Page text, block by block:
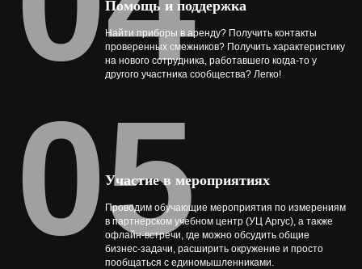
Помощь и поддержка
Найти приборы в аренду? Получить контакты
проверенных смежников? Получить характеристику
на нового сотрудника, работавшего когда-то у
другого участника сообщества? Легко!
Участие в мероприятиях
Проводим обучающие мероприятия по измерениям
в партнерском учебном центр (УЦ Аргус), а также
офлайн-встречи, где можно обсудить общие
бизнес-задачи, расширить окружение и просто
пообщаться с единомышленниками.
05